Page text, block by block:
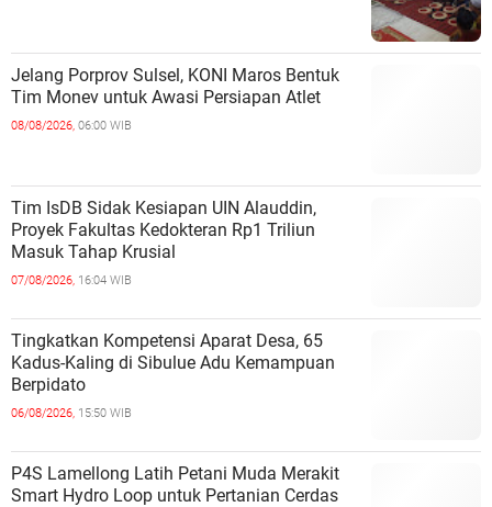
Jelang Porprov Sulsel, KONI Maros Bentuk
Tim Monev untuk Awasi Persiapan Atlet
08/08/2026, 06:00 WIB
Tim IsDB Sidak Kesiapan UIN Alauddin,
Proyek Fakultas Kedokteran Rp1 Triliun
Masuk Tahap Krusial
07/08/2026, 16:04 WIB
Tingkatkan Kompetensi Aparat Desa, 65
Kadus-Kaling di Sibulue Adu Kemampuan
Berpidato
06/08/2026, 15:50 WIB
P4S Lamellong Latih Petani Muda Merakit
Smart Hydro Loop untuk Pertanian Cerdas